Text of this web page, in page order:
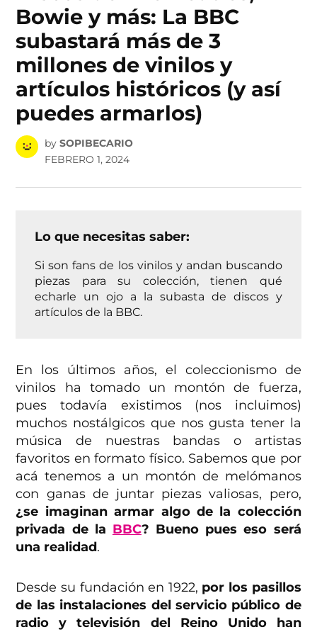
Bowie y más: La BBC
subastará más de 3
millones de vinilos y
artículos históricos (y así
puedes armarlos)
by SOPIBECARIO
FEBRERO 1, 2024
Lo que necesitas saber:
Si son fans de los vinilos y andan buscando
piezas para su colección, tienen qué
echarle un ojo a la subasta de discos y
artículos de la BBC.
En los últimos años, el coleccionismo de
vinilos ha tomado un montón de fuerza,
pues todavía existimos (nos incluimos)
muchos nostálgicos que nos gusta tener la
música de nuestras bandas o artistas
favoritos en formato físico. Sabemos que por
acá tenemos a un montón de melómanos
con ganas de juntar piezas valiosas, pero,
¿se imaginan armar algo de la colección
privada de la BBC? Bueno pues eso será
una realidad.
Desde su fundación en 1922, por los pasillos
de las instalaciones del servicio público de
radio y televisión del Reino Unido han